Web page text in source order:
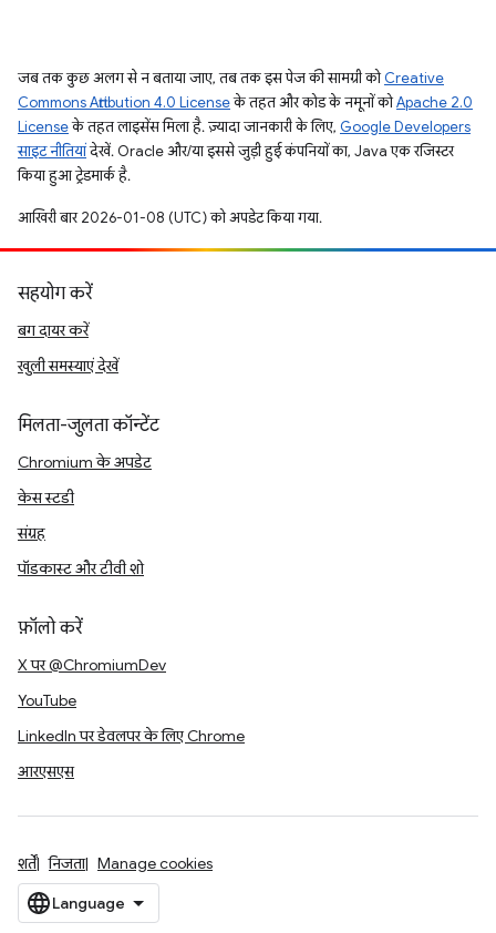
जब तक कुछ अलग से न बताया जाए, तब तक इस पेज की सामग्री कोCreative
Commons Attribution 4.0 Licenseके तहत और कोड के नमूनों कोApache 2.0
Licenseके तहत लाइसेंस मिला है. ज़्यादा जानकारी के लिए, Google Developers
साइट नीतियांदेखें. Oracle और/या इससे जुड़ी हुई कंपनियों का, Java एक रजिस्टर
किया हुआ ट्रेडमार्क है.
आखिरी बार 2026-01-08 (UTC) को अपडेट किया गया.
सहयोग करें
बग दायर करें
खुली समस्याएं देखें
मिलता-जुलता कॉन्टेंट
Chromium के अपडेट
केस स्टडी
संग्रह
पॉडकास्ट और टीवी शो
फ़ॉलो करें
X पर @ChromiumDev
YouTube
LinkedIn पर डेवलपर के लिए Chrome
आरएसएस
शर्तें निजता Manage cookies